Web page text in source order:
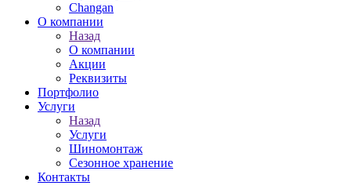
Сhangan
О компании
Назад
О компании
Акции
Реквизиты
Портфолио
Услуги
Назад
Услуги
Шиномонтаж
Сезонное хранение
Контакты